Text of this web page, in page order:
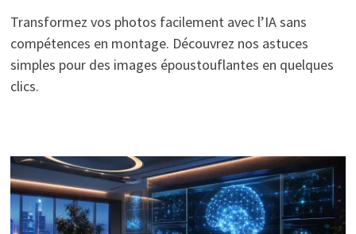
Transformez vos photos facilement avec l’IA sans
compétences en montage. Découvrez nos astuces
simples pour des images époustouflantes en quelques
clics.